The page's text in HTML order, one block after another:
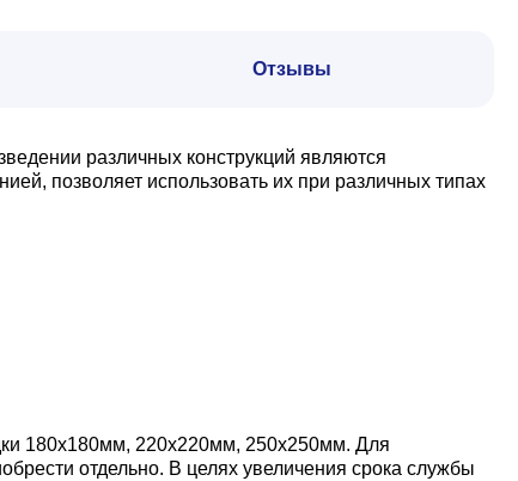
Отзывы
различных конструкций являются
позволяет использовать их при различных типах
180х180мм, 220х220мм, 250х250мм. Для
отдельно. В целях увеличения срока службы